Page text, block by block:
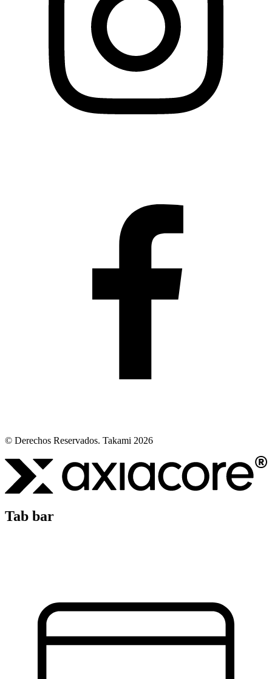
© Derechos Reservados. Takami 2026
Tab bar